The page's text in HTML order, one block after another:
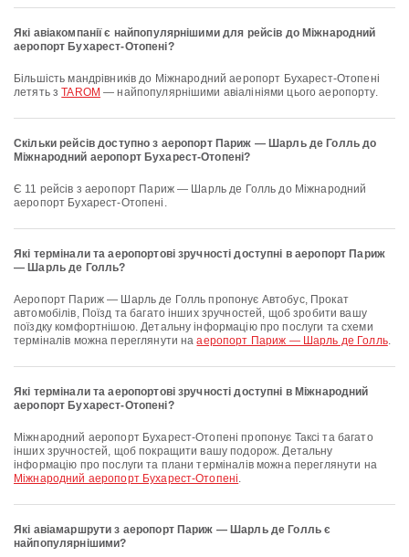
Які авіакомпанії є найпопулярнішими для рейсів до Міжнародний
аеропорт Бухарест-Отопені?
Більшість мандрівників до Міжнародний аеропорт Бухарест-Отопені
летять зTAROM — найпопулярнішими авіалініями цього аеропорту.
Скільки рейсів доступно з аеропорт Париж — Шарль де Голль до
Міжнародний аеропорт Бухарест-Отопені?
Є 11 рейсів з аеропорт Париж — Шарль де Голль до Міжнародний
аеропорт Бухарест-Отопені.
Які термінали та аеропортові зручності доступні в аеропорт Париж
— Шарль де Голль?
аеропорт Париж — Шарль де Голль пропонує Автобус, Прокат
автомобілів, Поїзд та багато інших зручностей, щоб зробити вашу
поїздку комфортнішою. Детальну інформацію про послуги та схеми
терміналів можна переглянути нааеропорт Париж — Шарль де Голль.
Які термінали та аеропортові зручності доступні в Міжнародний
аеропорт Бухарест-Отопені?
Міжнародний аеропорт Бухарест-Отопені пропонує Таксі та багато
інших зручностей, щоб покращити вашу подорож. Детальну
інформацію про послуги та плани терміналів можна переглянути на
Міжнародний аеропорт Бухарест-Отопені.
Які авіамаршрути з аеропорт Париж — Шарль де Голль є
найпопулярнішими?